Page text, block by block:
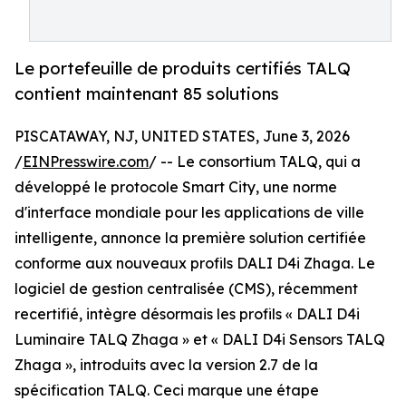
Le portefeuille de produits certifiés TALQ
contient maintenant 85 solutions
PISCATAWAY, NJ, UNITED STATES, June 3, 2026
/EINPresswire.com/ -- Le consortium TALQ, qui a
développé le protocole Smart City, une norme
d'interface mondiale pour les applications de ville
intelligente, annonce la première solution certifiée
conforme aux nouveaux profils DALI D4i Zhaga. Le
logiciel de gestion centralisée (CMS), récemment
recertifié, intègre désormais les profils « DALI D4i
Luminaire TALQ Zhaga » et « DALI D4i Sensors TALQ
Zhaga », introduits avec la version 2.7 de la
spécification TALQ. Ceci marque une étape